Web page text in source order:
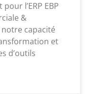
l’ERP EBP
&
capacité
et
d’outils